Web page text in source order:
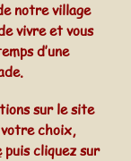
notre village
vivre et vous
d’une
sur le site
choix,
puis cliquez sur